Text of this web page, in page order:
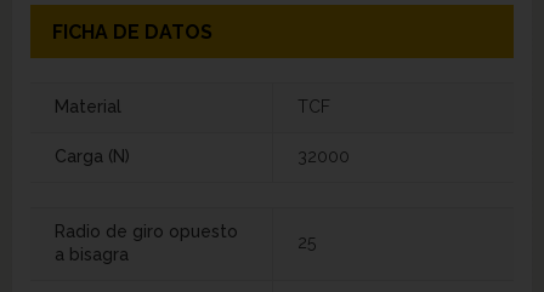
FICHA DE DATOS
Material TCF
Carga (N) 32000
Radio de giro opuesto
a bisagra
25